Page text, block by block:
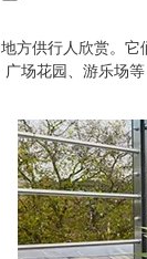
供行人欣赏。它
场花园、游乐场